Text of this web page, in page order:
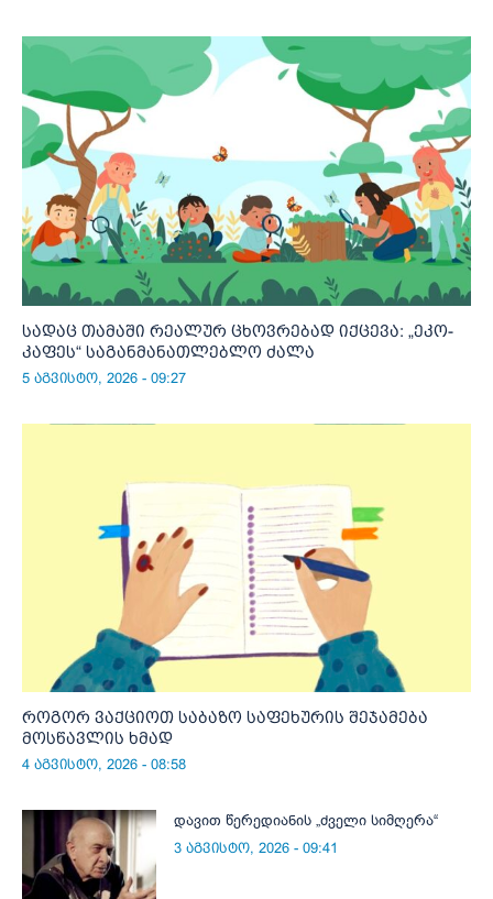
სადაც თამაში რეალურ ცხოვრებად იქცევა: „ეკო-
კაფეს“ საგანმანათლებლო ძალა
5 აგვისტო, 2026 - 09:27
როგორ ვაქციოთ საბაზო საფეხურის შეჯამება
მოსწავლის ხმად
4 აგვისტო, 2026 - 08:58
დავით წერედიანის „ძველი სიმღერა“
3 აგვისტო, 2026 - 09:41